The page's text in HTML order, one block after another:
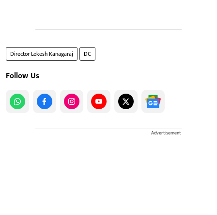
Director Lokesh Kanagaraj DC
Follow Us
Advertisement